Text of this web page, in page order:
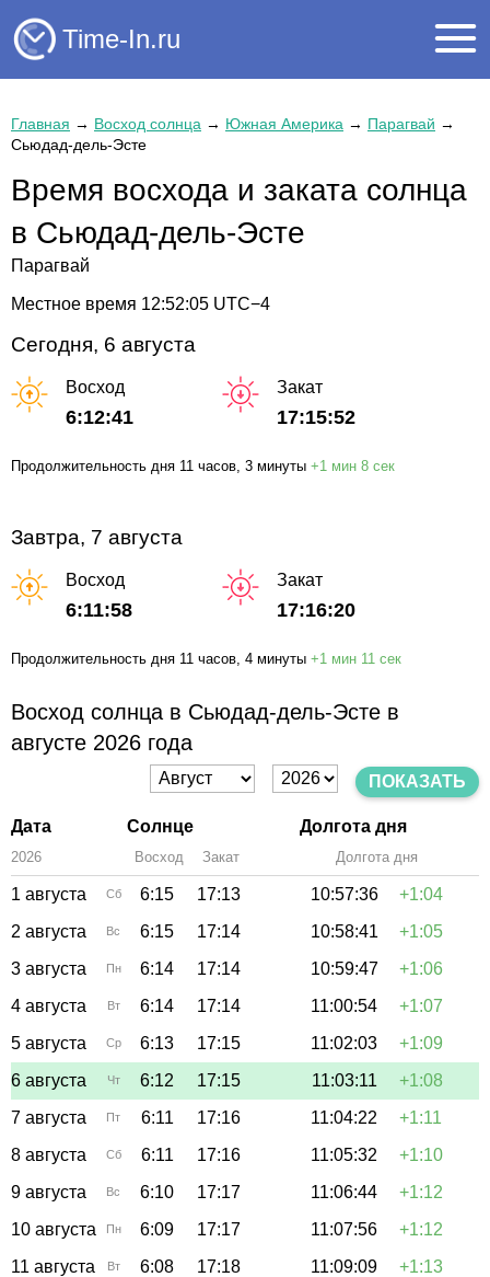
Time-In.ru
Главная → Восход солнца → Южная Америка → Парагвай →
Сьюдад-дель-Эсте
Время восхода и заката солнца
в Сьюдад-дель-Эсте
Парагвай
Местное время 12:52:05 UTC−4
Сегодня, 6 августа
Восход
6:12:41
Закат
17:15:52
Продолжительность дня 11 часов , 3 минуты +1 мин 8 сек
Завтра, 7 августа
Восход
6:11:58
Закат
17:16:20
Продолжительность дня 11 часов, 4 минуты +1 мин 11 сек
Восход солнца в Сьюдад-дель-Эсте в
августе 2026 года
ПОКАЗАТЬ
Дата Солнце Долгота дня
2026 Восход Закат Долгота дня
1 августа Сб 6:15 17:13 10:57:36
+1:04
2 августа
Вс 6:15 17:14 10:58:41
+1:05
3 августа
Пн 6:14 17:14 10:59:47
+1:06
4 августа
Вт 6:14 17:14 11:00:54
+1:07
5 августа
Ср 6:13 17:15 11:02:03
+1:09
6 августа
Чт 6:12 17:15 11:03:11
+1:08
7 августа
Пт 6:11 17:16 11:04:22
+1:11
8 августа
Сб 6:11 17:16 11:05:32
+1:10
9 августа
Вс 6:10 17:17 11:06:44
+1:12
10 августа
Пн 6:09 17:17 11:07:56
+1:12
11 августа
Вт 6:08 17:18 11:09:09
+1:13